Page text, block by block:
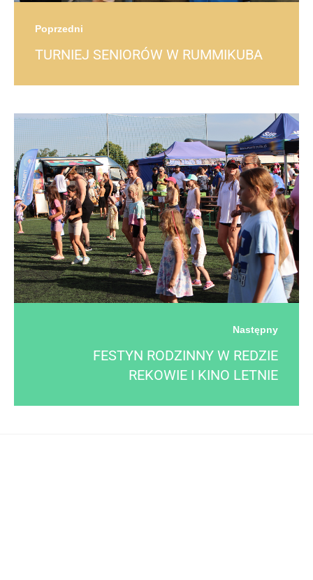
Poprzedni
TURNIEJ SENIORÓW W RUMMIKUBA
Następny
FESTYN RODZINNY W REDZIE
REKOWIE I KINO LETNIE